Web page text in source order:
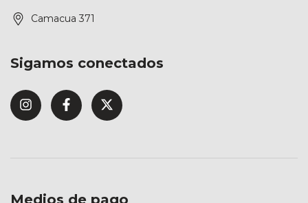
Camacua 371
Sigamos conectados
Medios de pago